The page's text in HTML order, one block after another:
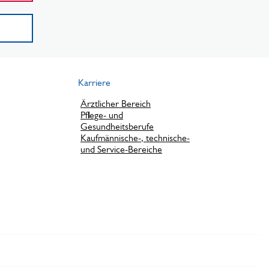
Karriere
Ärztlicher Bereich
Pflege- und
Gesundheitsberufe
Kaufmännische-, technische-
und Service-Bereiche